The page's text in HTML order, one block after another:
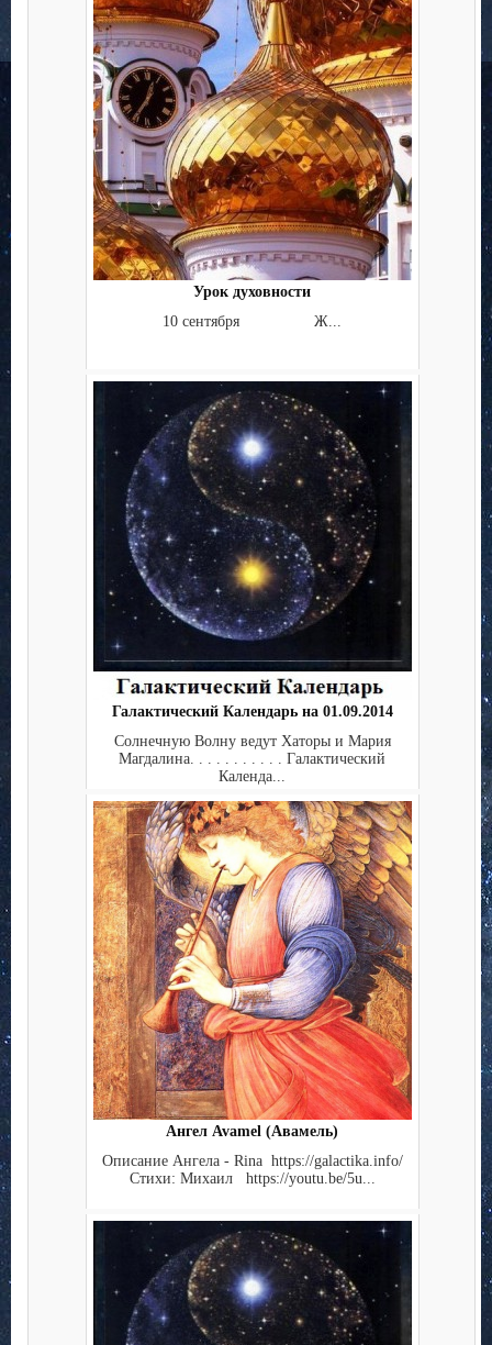
Урок духовности
10 сентября Ж...
Галактический Календарь на 01.09.2014
Солнечную Волну ведут Хаторы и Мария
Магдалина. . . . . . . . . . . Галактический
Календа...
Ангел Avamel (Авамель)
Описание Ангела - Rina https://galactika.info/
Стихи: Михаил https://youtu.be/5u...